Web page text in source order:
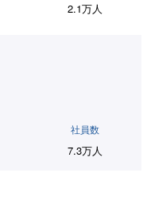
2.1万人
社員数
7.3万人